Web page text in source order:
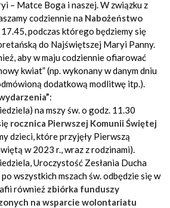
– Matce Boga i naszej. W związku z
codziennie na Nabożeństwo
podczas którego będziemy się
do Najświętszej Maryi Panny.
aby w maju codziennie ofiarować
kwiat” (np. wykonany w danym dniu
dodatkową modlitwę itp.).
:
na mszy św. o godz. 11.30
rocznica Pierwszej Komunii Świętej
dzieci, które przyjęły Pierwszą
w 2023 r., wraz z rodzinami).
Uroczystość Zesłania Ducha
wszystkich mszach św. odbędzie się w
również zbiórka funduszy
na wsparcie wolontariatu